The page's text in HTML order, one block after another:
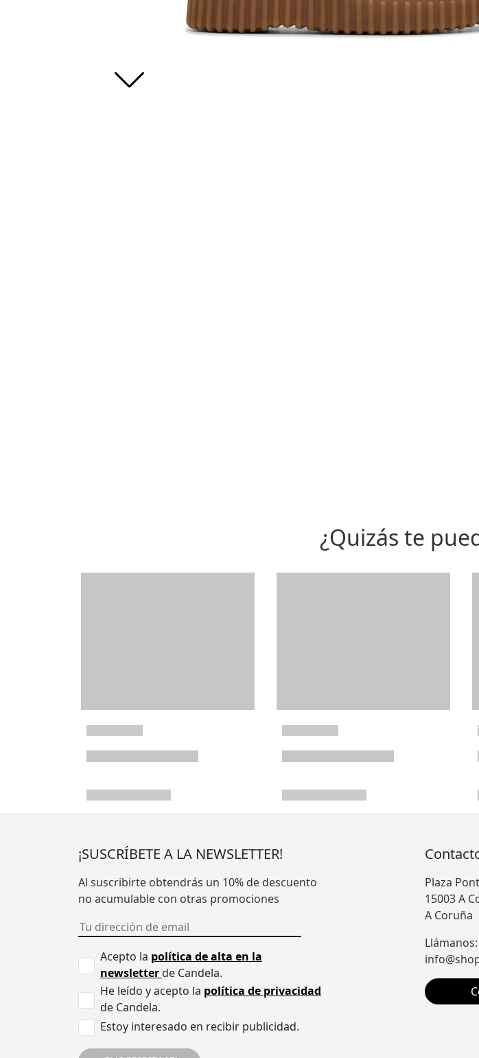
¿Quizás te
¡SUSCRÍBETE A LA NEWSLETTER!
Al suscribirte obtendrás un 10% de descuento
no acumulable con otras promociones
Acepto la política de alta en la
newsletterde Candela.
He leído y acepto la política de privacidad
de Candela.
Estoy interesado en recibir publicidad.
Plaza
15003 A
A Coruña